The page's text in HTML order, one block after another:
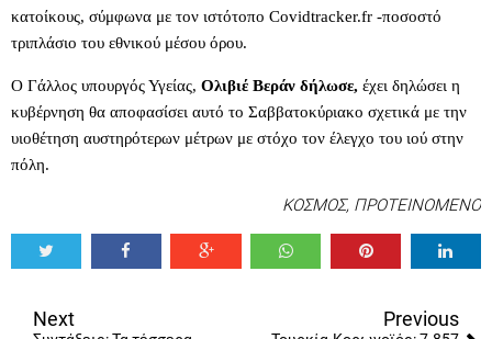
κατοίκους, σύμφωνα με τον ιστότοπο Covidtracker.fr -ποσοστό
τριπλάσιο του εθνικού μέσου όρου.
Ο Γάλλος υπουργός Υγείας, Ολιβιέ Βεράν δήλωσε, έχει δηλώσει η
κυβέρνηση θα αποφασίσει αυτό το Σαββατοκύριακο σχετικά με την
υιοθέτηση αυστηρότερων μέτρων με στόχο τον έλεγχο του ιού στην
πόλη.
ΚΟΣΜΟΣ, ΠΡΟΤΕΙΝΟΜΕΝΟ
Next Previous